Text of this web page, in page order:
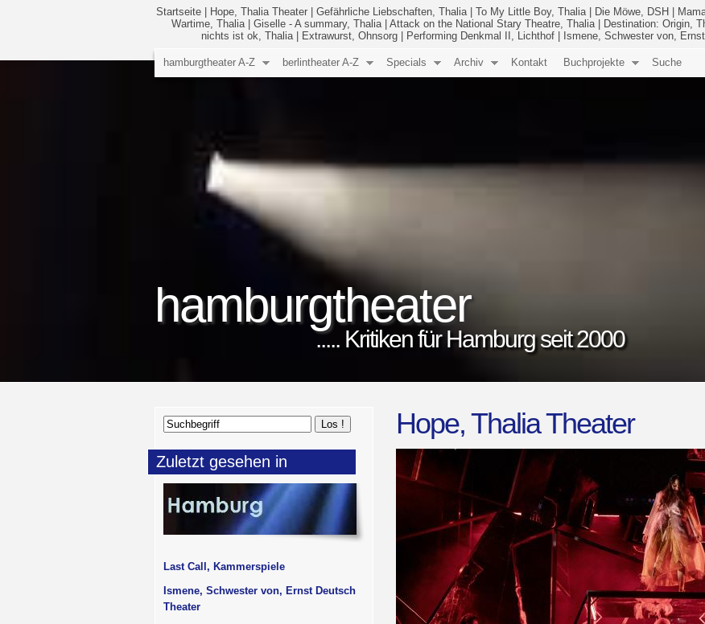
Startseite Hope, Thalia Theater Gefährliche Liebschaften, Thalia| To My Little Boy, Thalia| Die Möwe, DSH
Wartime, Thalia| Giselle - A summary, Thalia| Attack on the National Stary Theatre, Thalia| Destination: Origin,
nichts ist ok, Thalia| Extrawurst, Ohnsorg Performing Denkmal II, Lichthof Ismene, Schwester von,
hamburgtheater
..... Kritiken für Hamburg seit 2000
hamburgtheater A-Z berlintheater A-Z Specials Archiv Kontakt Buchprojekte Suche
Hope, Thalia Theater
Zuletzt gesehen in
Last Call, Kammerspiele
Ismene, Schwester von, Ernst Deutsch
Theater